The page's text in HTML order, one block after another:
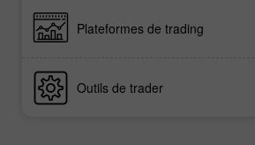
Plateformes de trading
Outils de trader